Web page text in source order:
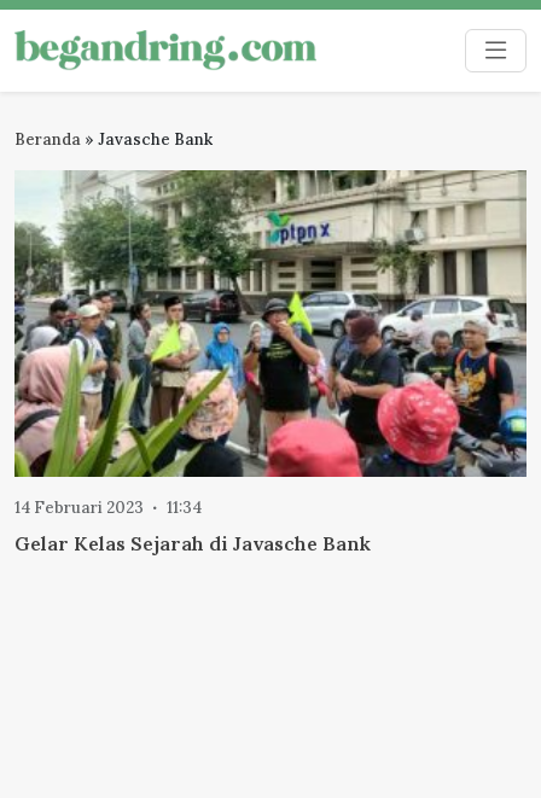
Skip
to
content
Begandring
Menjaga ingatan untuk masa depan
Beranda » Javasche Bank
14 Februari 2023 11:34
Gelar Kelas Sejarah di Javasche Bank